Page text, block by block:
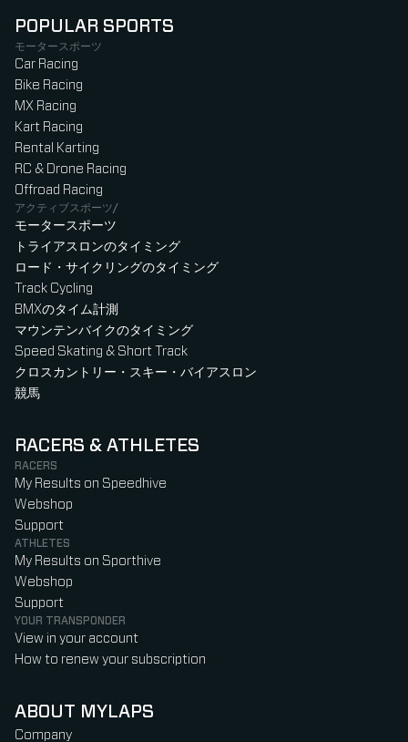
POPULAR SPORTS
モータースポーツ
Car Racing
Bike Racing
MX Racing
Kart Racing
Rental Karting
RC & Drone Racing
Offroad Racing
アクティブスポーツ/
モータースポーツ
トライアスロンのタイミング
ロード・サイクリングのタイミング
Track Cycling
BMXのタイム計測
マウンテンバイクのタイミング
Speed Skating & Short Track
クロスカントリー・スキー・バイアスロン
競馬
RACERS & ATHLETES
RACERS
My Results on Speedhive
Webshop
Support
ATHLETES
My Results on Sporthive
Webshop
Support
YOUR TRANSPONDER
View in your account
How to renew your subscription
ABOUT MYLAPS
Company